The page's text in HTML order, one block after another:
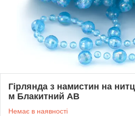
Гірлянда з намистин на
м Блакитний АВ
Немає в наявності